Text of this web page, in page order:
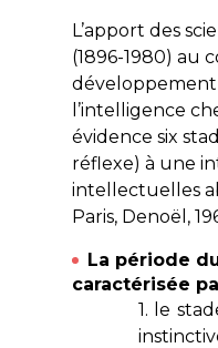
L’apport des
(1896-1980) au
développement
l’intelligence
évidence six
réflexe) à une
intellectuelles
Paris, Denoël,
La période
caractérisée
1. le